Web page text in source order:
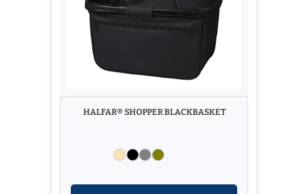
HALFAR® SHOPPER BLACKBASKET